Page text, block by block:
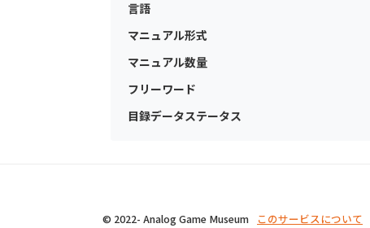
言語
マニュアル形式
マニュアル数量
フリーワード
目録データステータス
© 2022- Analog Game Museum このサービスについて